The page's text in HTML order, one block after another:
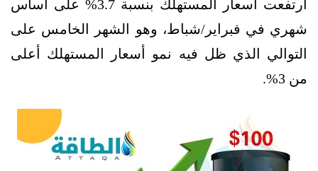
ارتفعت أسعار المستهلك بنسبة 3.7% على أساس
شهري في فبراير/شباط، وهو الشهر الخامس على
التوالي الذي ظل فيه نمو أسعار المستهلك أعلى
من 3%.